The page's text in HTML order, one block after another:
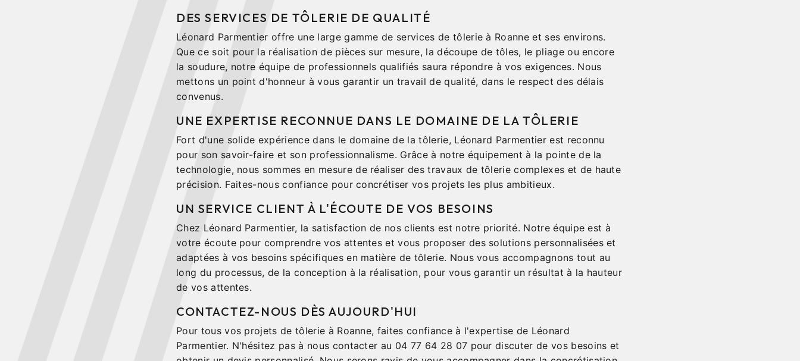
DES SERVICES DE TÔLERIE DE QUALITÉ
Léonard Parmentier offre une large gamme de services de tôlerie à Roanne et ses environs.
Que ce soit pour la réalisation de pièces sur mesure, la découpe de tôles, le pliage ou encore
la soudure, notre équipe de professionnels qualifiés saura répondre à vos exigences. Nous
mettons un point d'honneur à vous garantir un travail de qualité, dans le respect des délais
convenus.
UNE EXPERTISE RECONNUE DANS LE DOMAINE DE LA TÔLERIE
Fort d'une solide expérience dans le domaine de la tôlerie, Léonard Parmentier est reconnu
pour son savoir-faire et son professionnalisme. Grâce à notre équipement à la pointe de la
technologie, nous sommes en mesure de réaliser des travaux de tôlerie complexes et de haute
précision. Faites-nous confiance pour concrétiser vos projets les plus ambitieux.
UN SERVICE CLIENT À L'ÉCOUTE DE VOS BESOINS
Chez Léonard Parmentier, la satisfaction de nos clients est notre priorité. Notre équipe est à
votre écoute pour comprendre vos attentes et vous proposer des solutions personnalisées et
adaptées à vos besoins spécifiques en matière de tôlerie. Nous vous accompagnons tout au
long du processus, de la conception à la réalisation, pour vous garantir un résultat à la hauteur
de vos attentes.
CONTACTEZ-NOUS DÈS AUJOURD'HUI
Pour tous vos projets de tôlerie à Roanne, faites confiance à l'expertise de Léonard
Parmentier. N'hésitez pas à nous contacter au 04 77 64 28 07 pour discuter de vos besoins et